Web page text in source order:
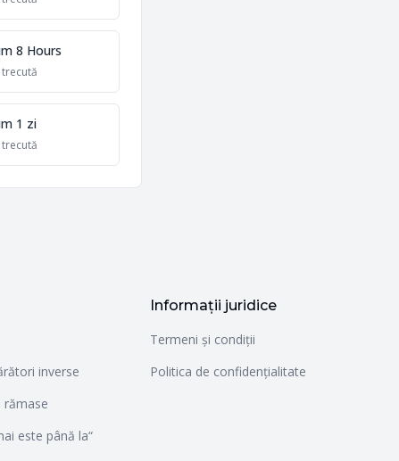
8 Hours
1 zi
inverse
rămase
este până la“
Informații juridice
Termeni și condiții
Politica de confidențialitate